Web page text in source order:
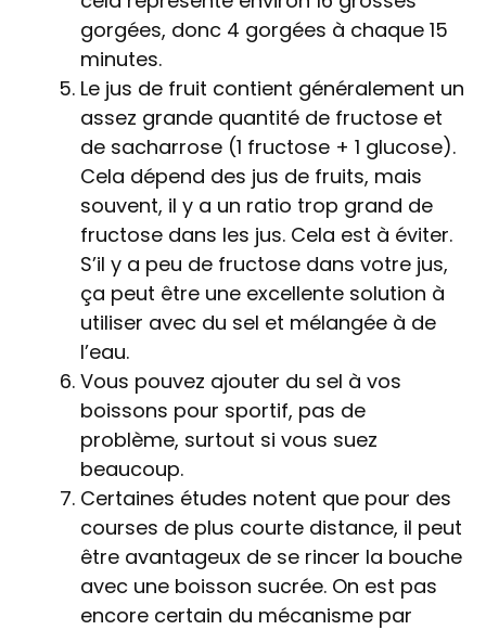
gorgées, donc 4 gorgées à chaque 15
minutes.
Le jus de fruit contient généralement un
assez grande quantité de fructose et
de sacharrose (1 fructose + 1 glucose).
Cela dépend des jus de fruits, mais
souvent, il y a un ratio trop grand de
fructose dans les jus. Cela est à éviter.
S’il y a peu de fructose dans votre jus,
ça peut être une excellente solution à
utiliser avec du sel et mélangée à de
l’eau.
Vous pouvez ajouter du sel à vos
boissons pour sportif, pas de
problème, surtout si vous suez
beaucoup.
Certaines études notent que pour des
courses de plus courte distance, il peut
être avantageux de se rincer la bouche
avec une boisson sucrée. On est pas
encore certain du mécanisme par